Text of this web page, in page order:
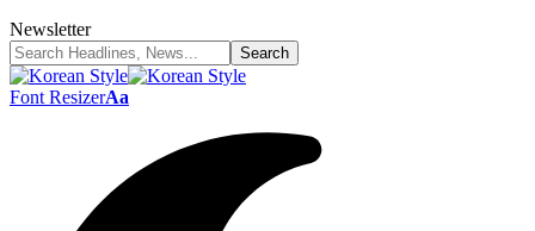
Newsletter
Font ResizerAa